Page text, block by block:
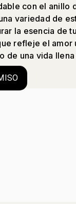
con el
variedad de
la esencia de
refleje el amor
de una vida